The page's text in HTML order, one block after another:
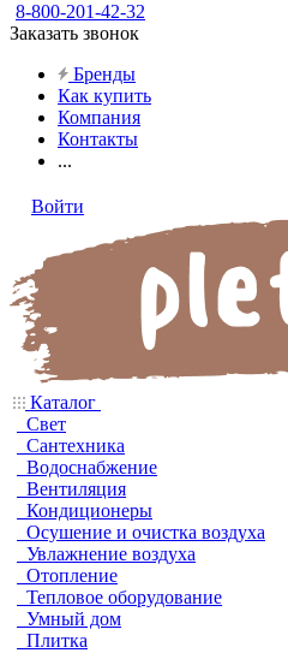
8-800-201-42-32
Заказать звонок
Бренды
Как купить
Компания
Контакты
...
Войти
Каталог
Свет
Сантехника
Водоснабжение
Вентиляция
Кондиционеры
Осушение и очистка воздуха
Увлажнение воздуха
Отопление
Тепловое оборудование
Умный дом
Плитка